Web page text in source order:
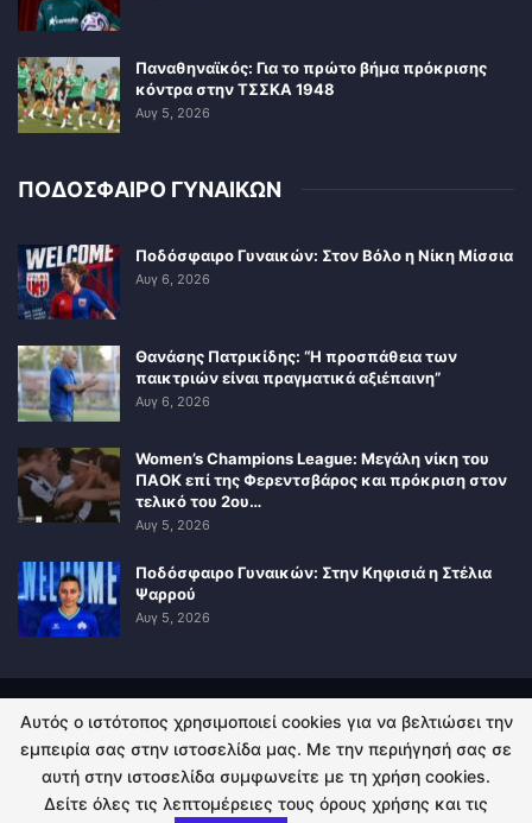
Παναθηναϊκός: Για το πρώτο βήμα πρόκρισης
κόντρα στην ΤΣΣΚΑ 1948
Αυγ 5, 2026
ΠΟΔΟΣΦΑΙΡΟ ΓΥΝΑΙΚΩΝ
Ποδόσφαιρο Γυναικών: Στον Βόλο η Νίκη Μίσσια
Αυγ 6, 2026
Θανάσης Πατρικίδης: “Η προσπάθεια των
παικτριών είναι πραγματικά αξιέπαινη”
Αυγ 6, 2026
Women’s Champions League: Μεγάλη νίκη του
ΠΑΟΚ επί της Φερεντσβάρος και πρόκριση στον
τελικό του 2ου…
Αυγ 5, 2026
Ποδόσφαιρο Γυναικών: Στην Κηφισιά η Στέλια
Ψαρρού
Αυγ 5, 2026
ΠΟΛΙΤΙΚΗ ΑΠΟΡΡΗΤΟΥ ΕΠΙΚΟΙΝΩΝΙΑ
© 2026 - Kingsport.gr. All Rights Reserved.
Αυτός ο ιστότοπος χρησιμοποιεί cookies για να βελτιώσει την
εμπειρία σας στην ιστοσελίδα μας. Με την περιήγησή σας σε
αυτή στην ιστοσελίδα συμφωνείτε με τη χρήση cookies.
Δείτε όλες τις λεπτομέρειες τους όρους χρήσης και τις